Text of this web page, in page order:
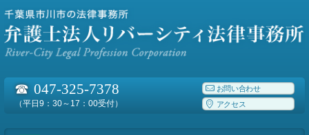
☎ 047-325-7378
（平日9：30～17：00受付）
お問い合わせ
アクセス